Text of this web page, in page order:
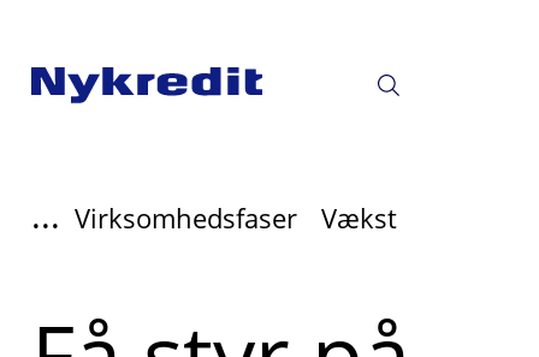
... Virksomhedsfaser Vækst